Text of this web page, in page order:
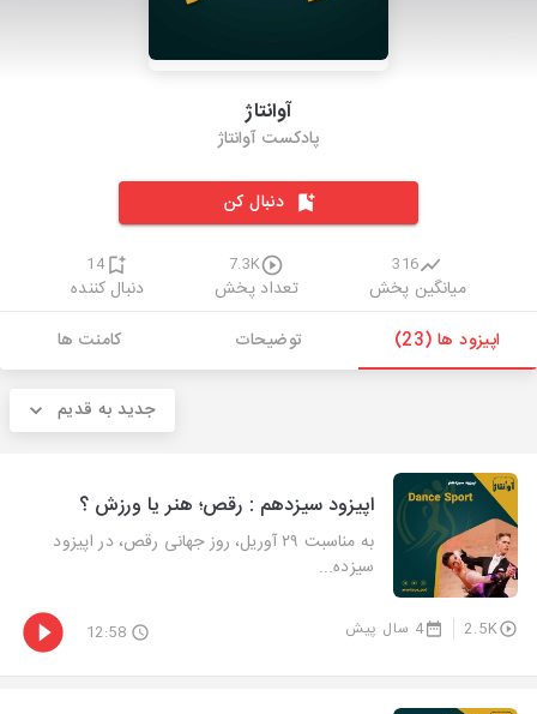
آوانتاژ
پادکست آوانتاژ
دنبال کن
316
میانگین پخش
7.3K
تعداد پخش
14
دنبال کننده
اپیزود ها (23)
توضیحات کامنت ها
جدید به قدیم
اپیزود سیزدهم : رقص؛ هنر یا ورزش ؟
به مناسبت ۲۹ آوریل، روز جهانی رقص، در اپیزود
سیزده...
2.5K 4 سال پیش 12:58